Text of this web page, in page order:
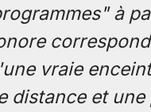
à
vraie
distance et